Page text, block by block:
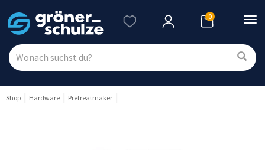
0
Shop Hardware Pretreatmaker